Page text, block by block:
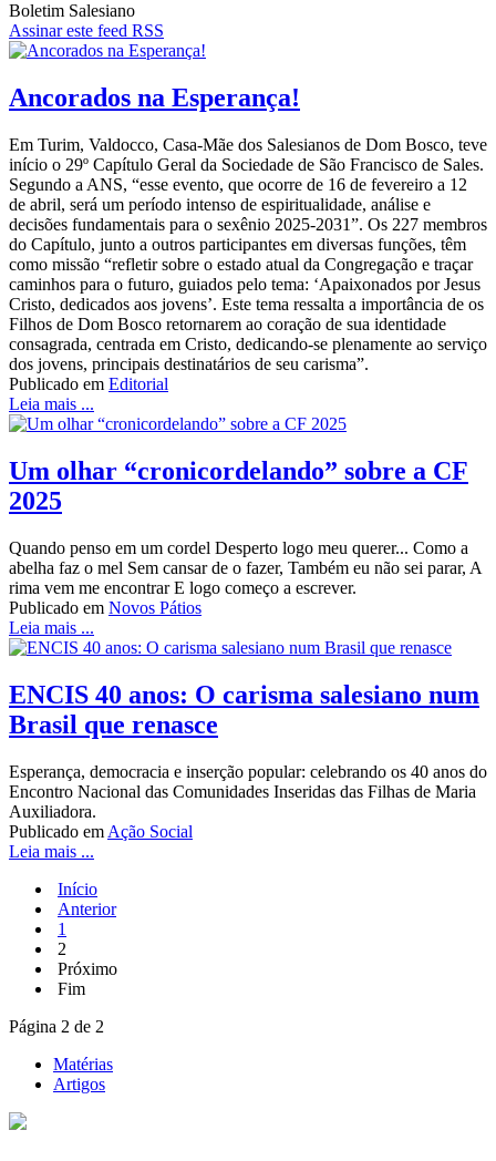
Boletim Salesiano
Assinar este feed RSS
Ancorados na Esperança!
Em Turim, Valdocco, Casa-Mãe dos Salesianos de Dom Bosco, teve
início o 29º Capítulo Geral da Sociedade de São Francisco de Sales.
Segundo a ANS, “esse evento, que ocorre de 16 de fevereiro a 12
de abril, será um período intenso de espiritualidade, análise e
decisões fundamentais para o sexênio 2025-2031”. Os 227 membros
do Capítulo, junto a outros participantes em diversas funções, têm
como missão “refletir sobre o estado atual da Congregação e traçar
caminhos para o futuro, guiados pelo tema: ‘Apaixonados por Jesus
Cristo, dedicados aos jovens’. Este tema ressalta a importância de os
Filhos de Dom Bosco retornarem ao coração de sua identidade
consagrada, centrada em Cristo, dedicando-se plenamente ao serviço
dos jovens, principais destinatários de seu carisma”.
Publicado em Editorial
Leia mais ...
Um olhar “cronicordelando” sobre a CF
2025
Quando penso em um cordel Desperto logo meu querer... Como a
abelha faz o mel Sem cansar de o fazer, Também eu não sei parar, A
rima vem me encontrar E logo começo a escrever.
Publicado em Novos Pátios
Leia mais ...
ENCIS 40 anos: O carisma salesiano num
Brasil que renasce
Esperança, democracia e inserção popular: celebrando os 40 anos do
Encontro Nacional das Comunidades Inseridas das Filhas de Maria
Auxiliadora.
Publicado em Ação Social
Leia mais ...
Início
Anterior
1
2
Próximo
Fim
Página 2 de 2
Matérias
Artigos